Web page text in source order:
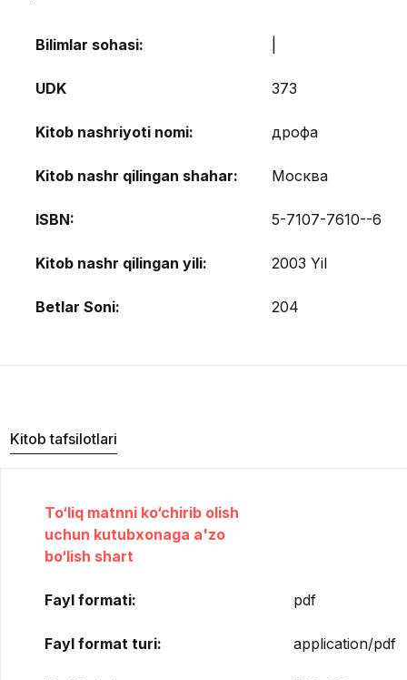
Bilimlar sohasi:
UDK 373
Kitob nashriyoti nomi: дрофа
Kitob nashr qilingan shahar: Москва
ISBN: 5-7107-7610--6
Kitob nashr qilingan yili: 2003 Yil
Betlar Soni: 204
Kitob tafsilotlari
To‘liq matnni ko‘chirib olish
uchun kutubxonaga a'zo
bo‘lish shart
Fayl formati: pdf
Fayl format turi: application/pdf